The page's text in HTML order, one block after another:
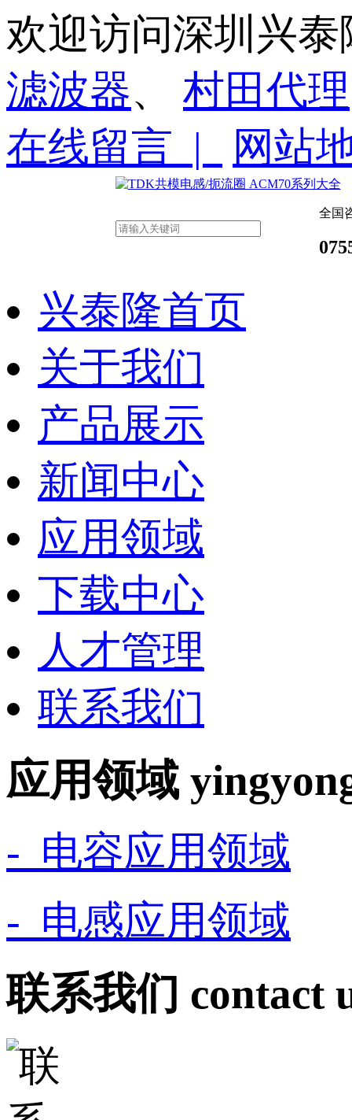
欢迎访问深圳兴
滤波器、 村田代理
在线留言 |
网站
全国
兴泰隆首页
关于我们
产品展示
新闻中心
应用领域
下载中心
人才管理
联系我们
应用领域
- 电容应用领域
- 电感应用领域
联系我们 contact